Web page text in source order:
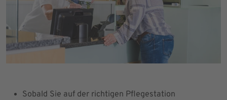
Sobald Sie auf der richtigen Pflegestation